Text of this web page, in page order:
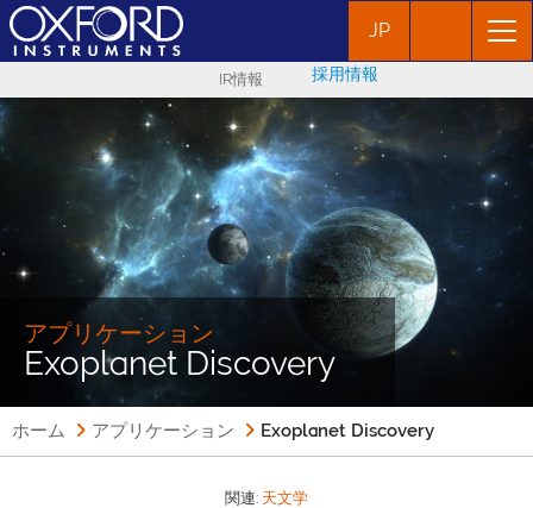
JP
IR情報 採用情報
アプリケーション
Exoplanet Discovery
ホーム アプリケーション Exoplanet Discovery
関連: 天文学